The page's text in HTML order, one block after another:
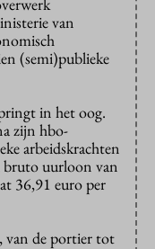
van
(semi)publieke
in het oog.
zijn hbo-
arbeidskrachten
bruto uurloon van
36,91 euro per
van de portier tot